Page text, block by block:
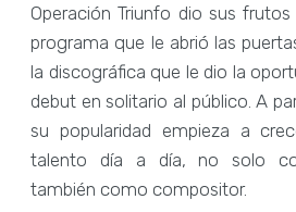
Operación Triunfo dio sus
programa que le abrió las
la discográfica que le dio la
debut en solitario al público. A
su popularidad empieza a
talento día a día, no solo
también como compositor.